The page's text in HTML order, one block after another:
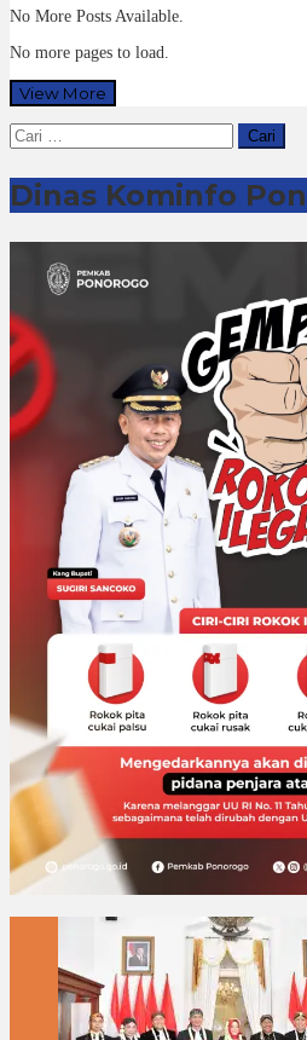
No More Posts Available.
No more pages to load.
View More
Cari
untuk:
Dinas Kominfo